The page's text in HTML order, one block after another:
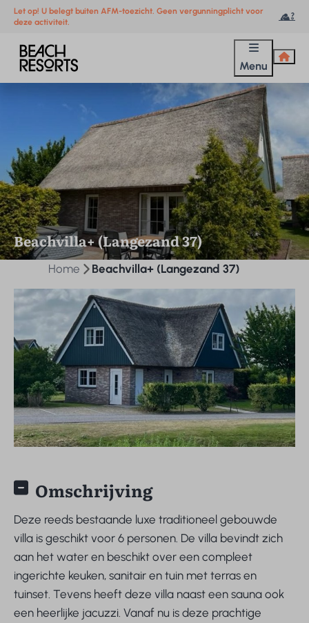
Let op! U belegt buiten AFM-toezicht. Geen vergunningplicht voor
deze activiteit.
Menu
Beachvilla+ (Langezand 37)
Home Beachvilla+ (Langezand 37)
Omschrijving
Deze reeds bestaande luxe traditioneel gebouwde
villa is geschikt voor 6 personen. De villa bevindt zich
aan het water en beschikt over een compleet
ingerichte keuken, sanitair en tuin met terras en
tuinset. Tevens heeft deze villa naast een sauna ook
een heerlijke jacuzzi. Vanaf nu is deze prachtige